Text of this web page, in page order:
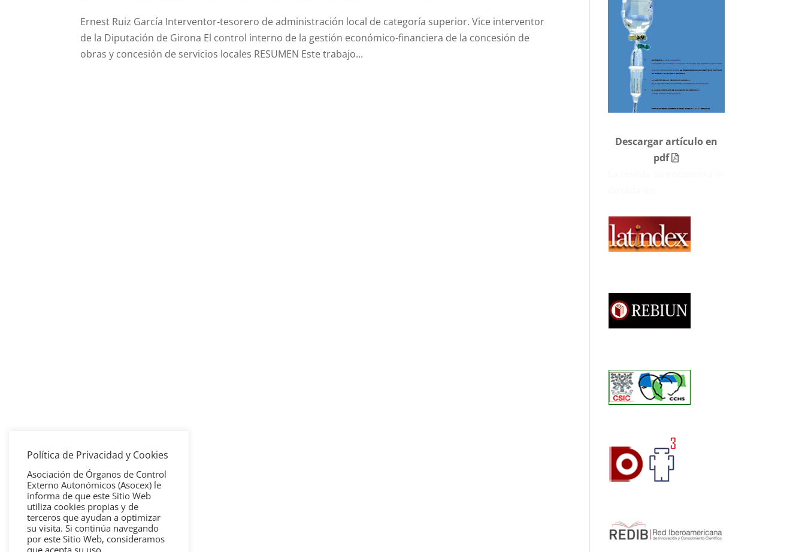
Ernest Ruiz García Interventor-tesorero de administración local de categoría superior. Vice interventor
de la Diputación de Girona El control interno de la gestión económico-financiera de la concesión de
obras y concesión de servicios locales RESUMEN Este trabajo...
Descargar artículo en
pdf
Política de Privacidad y Cookies
Asociación de Órganos de Control
Externo Autonómicos (Asocex) le
informa de que este Sitio Web
utiliza cookies propias y de
terceros que ayudan a optimizar
su visita. Si continúa navegando
por este Sitio Web, consideramos
que acepta su uso.